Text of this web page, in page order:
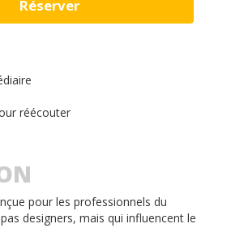
Réserver
réécouter
pour les professionnels du
designers, mais qui influencent le